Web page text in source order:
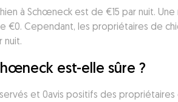
à Schœneck est de €15 par nuit.
€0. Cependant, les propriétaires de
nuit.
est-elle sûre ?
et 0avis positifs des